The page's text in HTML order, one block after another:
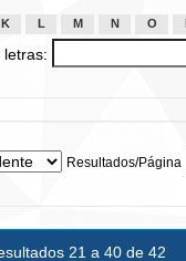
K L M N O
Resultados/Página
21 a 40 de 42